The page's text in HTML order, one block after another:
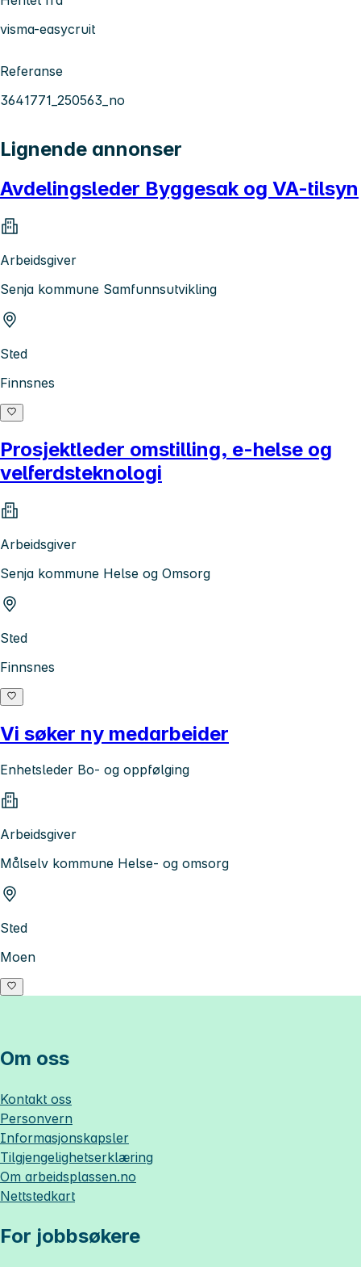
visma-easycruit
Referanse
3641771_250563_no
Lignende annonser
Avdelingsleder Byggesak og VA-tilsyn
Arbeidsgiver
Senja kommune Samfunnsutvikling
Sted
Finnsnes
Prosjektleder omstilling, e-helse og
velferdsteknologi
Arbeidsgiver
Senja kommune Helse og Omsorg
Sted
Finnsnes
Vi søker ny medarbeider
Enhetsleder Bo- og oppfølging
Arbeidsgiver
Målselv kommune Helse- og omsorg
Sted
Moen
Om oss
Kontakt oss
Personvern
Informasjonskapsler
Tilgjengelighetserklæring
Om arbeidsplassen.no
Nettstedkart
For jobbsøkere